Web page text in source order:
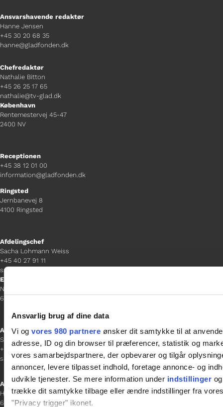
Ansvarlig brug af dine data
Vi og vores 980 partnere ønsker dit samtykke til at
adresse, ID og din browser til præferencer, statistik og
vores samarbejdspartnere, der opbevarer og tilgår
annoncer, levere tilpasset indhold, foretage annonce- og
udvikle tjenester. Se mere information under indstillinger
trække dit samtykke tilbage eller ændre indstillinger fra
"Privacy trigger" ikonet.
Ansvarshavende redaktør
Hanne Jensen
+45 30 20 68 35
hanne@gladfonden.dk
Chefredaktør
Nathalie Bitton
+45 26 25 17 65
nathalie@tv-glad.dk
København
Rentemestervej 45-47
2400 NV
Receptionen
+45 38 12 01 00
information@gladfonden.dk
Ringsted
Jernbanevej 8
4100 Ringsted
Afdelingschef
Sacha Lohmann Weiss
+45 40 27 91 11
sacha.lw@gladfonden.dk
Esbjerg
Norgesgade 1, 2. sal
6700 Esbjerg
Afdelingschef
Sanne Hansen
+45 23 69 19 35
sanne.h@gladfonden.dk
Aabenraa
H P Hanssens Gade 23, 2.
6200 Aabenraa